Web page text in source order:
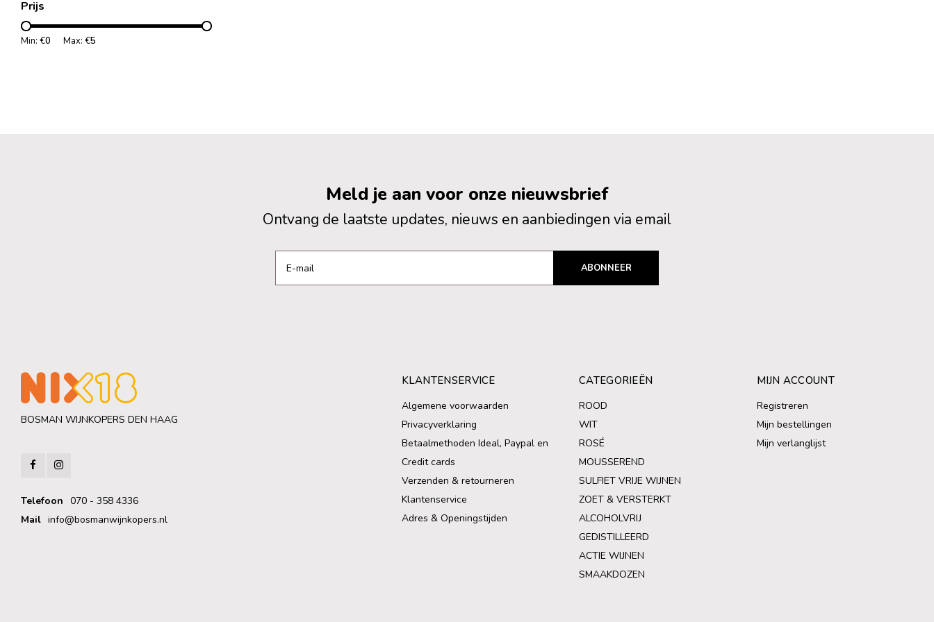
Prijs
Min: €0 Max: €5
Meld je aan voor onze nieuwsbrief
Ontvang de laatste updates, nieuws en aanbiedingen via email
ABONNEER
BOSMAN WIJNKOPERS DEN HAAG
Telefoon 070 - 358 4336
Mail info@bosmanwijnkopers.nl
KLANTENSERVICE
Algemene voorwaarden
Privacyverklaring
Betaalmethoden Ideal, Paypal en
Credit cards
Verzenden & retourneren
Klantenservice
Adres & Openingstijden
CATEGORIEËN
ROOD
WIT
ROSÉ
MOUSSEREND
SULFIET VRIJE WIJNEN
ZOET & VERSTERKT
ALCOHOLVRIJ
GEDISTILLEERD
ACTIE WIJNEN
SMAAKDOZEN
MIJN ACCOUNT
Registreren
Mijn bestellingen
Mijn verlanglijst